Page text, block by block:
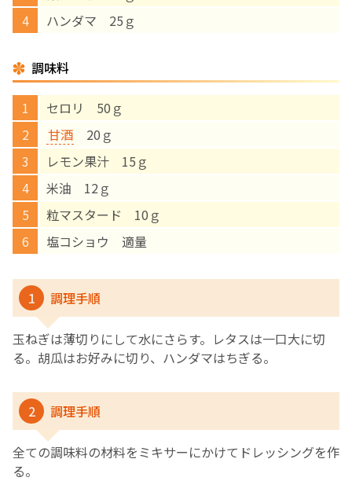
ハンダマ 25ｇ
調味料
セロリ 50ｇ
甘酒 20ｇ
レモン果汁 15ｇ
米油 12ｇ
粒マスタード 10ｇ
塩コショウ 適量
1 調理手順
玉ねぎは薄切りにして水にさらす。レタスは一口大に切
る。胡瓜はお好みに切り、ハンダマはちぎる。
2 調理手順
全ての調味料の材料をミキサーにかけてドレッシングを作
る。
遠方にお住まいで当院での出産を希望される方へ
English Page